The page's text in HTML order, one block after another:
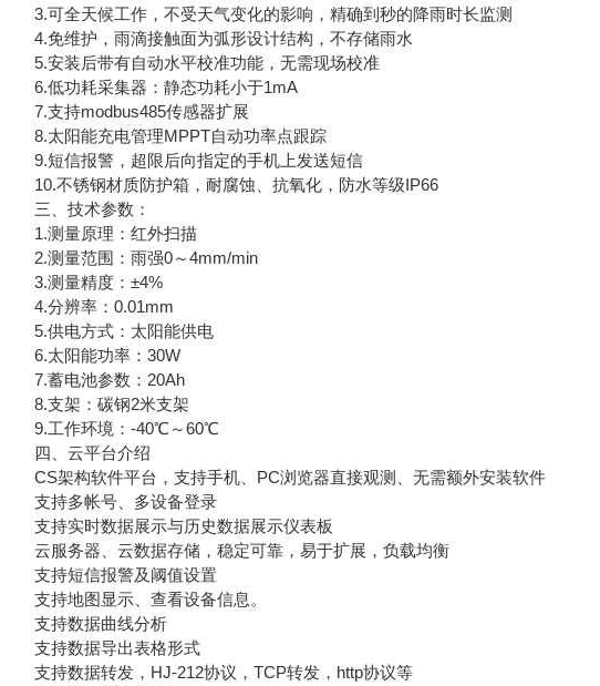
3.可全天候工作，不受天气变化的影响，精确到秒的降雨时长监测
4.免维护，雨滴接触面为弧形设计结构，不存储雨水
5.安装后带有自动水平校准功能，无需现场校准
6.低功耗采集器：静态功耗小于1mA
7.支持modbus485传感器扩展
8.太阳能充电管理MPPT自动功率点跟踪
9.短信报警，超限后向指定的手机上发送短信
10.不锈钢材质防护箱，耐腐蚀、抗氧化，防水等级IP66
三、技术参数：
1.测量原理：红外扫描
2.测量范围：雨强0～4mm/min
3.测量精度：±4%
4.分辨率：0.01mm
5.供电方式：太阳能供电
6.太阳能功率：30W
7.蓄电池参数：20Ah
8.支架：碳钢2米支架
9.工作环境：-40℃～60℃
四、云平台介绍
CS架构软件平台，支持手机、PC浏览器直接观测、无需额外安装软件
支持多帐号、多设备登录
支持实时数据展示与历史数据展示仪表板
云服务器、云数据存储，稳定可靠，易于扩展，负载均衡
支持短信报警及阈值设置
支持地图显示、查看设备信息。
支持数据曲线分析
支持数据导出表格形式
支持数据转发，HJ-212协议，TCP转发，http协议等